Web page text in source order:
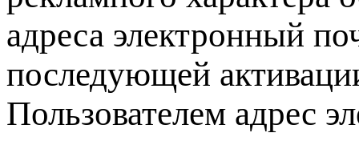
адреса электронный
последующей
Пользователем адрес